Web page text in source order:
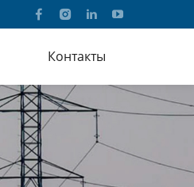
Контакты